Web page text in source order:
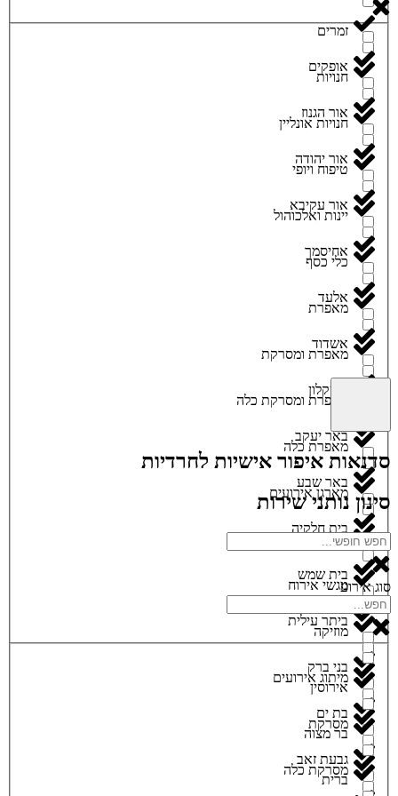
זמרים
חנויות
חנויות אונליין
טיפוח ויופי
יינות ואלכוהול
כלי כסף
מאפרת
מאפרת ומסרקת
מאפרת ומסרקת כלה
מאפרת כלה
מארגן אירועים
מגנטים
מגשי אירוח
מוזיקה
מיתוג אירועים
מסרקת
מסרקת כלה
אופקים
אור הגנוז
אור יהודה
אור עקיבא
אחיסמך
אלעד
אשדוד
אשקלון
באר יעקב
באר שבע
בית חלקיה
בית שמש
ביתר עילית
בני ברק
בת ים
גבעת זאב
סדנאות איפור אישיות לחרדיות
סינון נותני שירות
סוג אירוע
אירוסין
בר מצוה
ברית